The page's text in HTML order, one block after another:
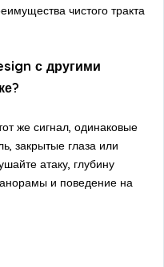
чистого тракта
с другими
же сигнал, одинаковые
закрытые глаза или
атаку, глубину
и поведение на